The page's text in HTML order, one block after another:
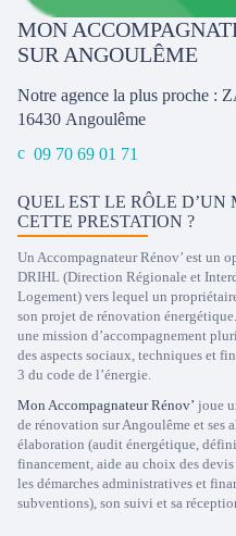
MON
SUR ANGOULÊME
Notre agence la plus proche :
16430 Angoulême
09 70 69 01 71
QUEL EST LE RÔLE D’UN
CETTE PRESTATION ?
Un Accompagnateur Rénov’ est un
DRIHL (Direction Régionale et
Logement) vers lequel un
son projet de rénovation
une mission d’accompagnement
des aspects sociaux, techniques et
3 du code de l’énergie.
Mon Accompagnateur Rénov’ joue
de rénovation sur Angoulême et ses
élaboration (audit énergétique,
financement, aide au choix des
les démarches administratives et
subventions), son suivi et sa